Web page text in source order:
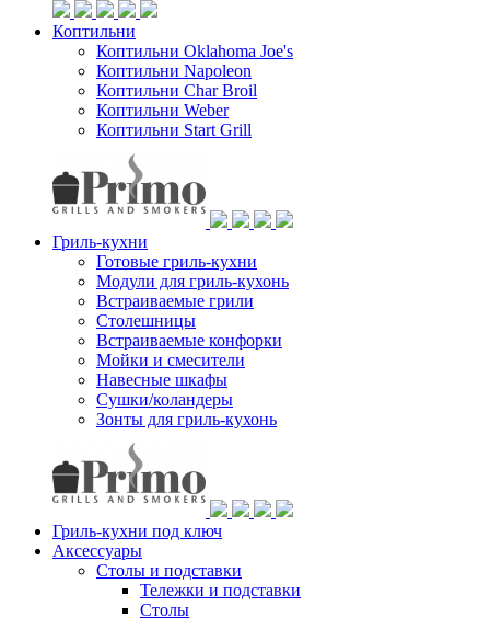
Коптильни
Коптильни Oklahoma Joe's
Коптильни Napoleon
Коптильни Char Broil
Коптильни Weber
Коптильни Start Grill
Гриль-кухни
Готовые гриль-кухни
Модули для гриль-кухонь
Встраиваемые грили
Столешницы
Встраиваемые конфорки
Мойки и смесители
Навесные шкафы
Сушки/коландеры
Зонты для гриль-кухонь
Гриль-кухни под ключ
Аксессуары
Столы и подставки
Тележки и подставки
Столы